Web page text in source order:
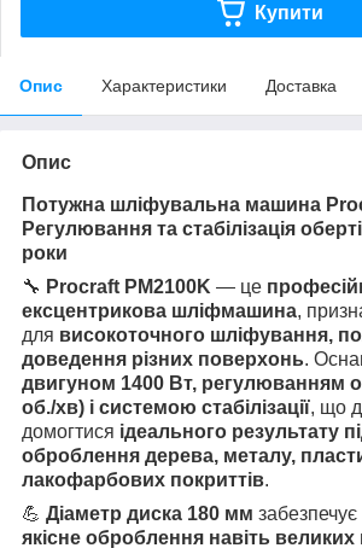
Купити
Опис Характеристики Доставка
Опис
Потужна шліфувальна машина
Регулювання та стабілізація
роки
🔧 Procraft PM2100K — це
ексцентрикова шліфмашина,
для високоточного шліфування,
доведення різних поверхонь.
двигуном 1400 Вт, регулюванням
об./хв) і системою стабілізації, що
домогтися ідеального результату
оброблення дерева, металу,
лакофарбових покриттів.
💪 Діаметр диска 180 мм забезпечує
якісне оброблення навіть